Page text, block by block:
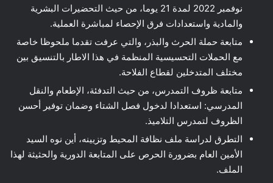
نوفمبر 2022 لمدة 21 يوما، من حيث التحضيرات البشرية
والمادية واستعدادات فرق الإحصاء لمباشرة العملية.
متابعة حملة الحرث والبذر، والتي عرفت تقدما ملحوظا خاصة
مع الحملات التحسيسية المنظمة في هذا الاطار بالتنسيق بين
مختلف المتدخلين لقطاع الفلاحة.
متابعة ظروف التمدرس، من حيث التدفئة، الإطعام والنقل
المدرسي: استعدادا لدخول فصل الشتاء وضمان توفير أحسن
الظروف لتمدرس التلاميذ.
التطرق لدراسة ملف نظافة المحيط وتزيينه، أين نوه السيد
الأمين العام بضرورة الحرص على المتابعة الدورية والحثيثة لهذا
الملف.